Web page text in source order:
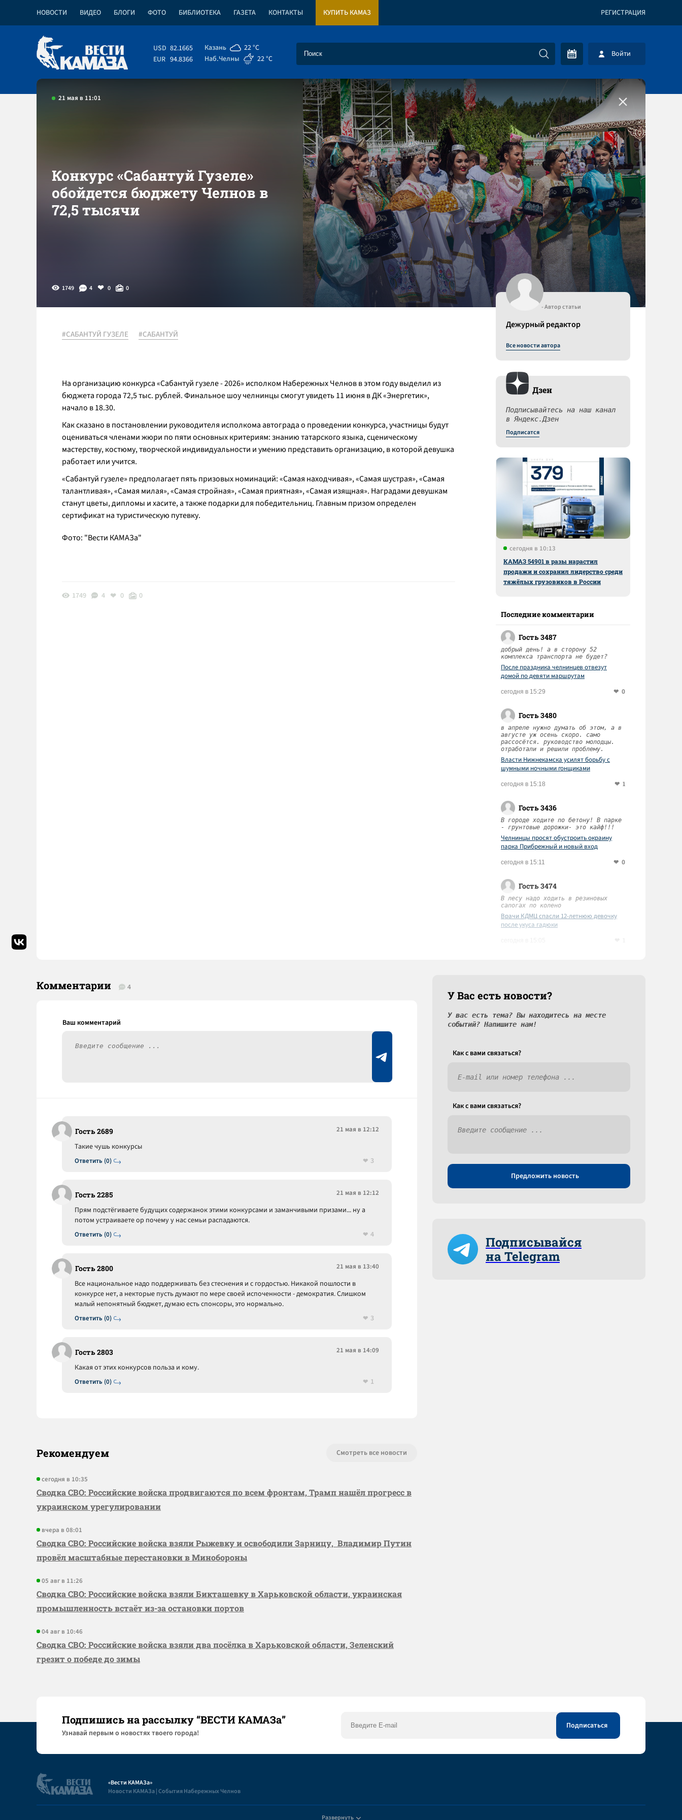
НОВОСТИ ВИДЕО БЛОГИ ФОТО БИБЛИОТЕКА ГАЗЕТА КОНТАКТЫ КУПИТЬ КАМАЗ РЕГИСТРАЦИЯ
USD 82.1665
EUR 94.8366
Казань
22 °C
Наб.Челны
22 °C Войти
21 мая в 11:01
Конкурс «Сабантуй Гузеле»
обойдется бюджету Челнов в
72,5 тысячи
1749 4 0 0
#САБАНТУЙ ГУЗЕЛЕ #САБАНТУЙ
На организацию конкурса «Сабантуй гузеле - 2026» исполком Набережных Челнов в этом году выделил из
бюджета города 72,5 тыс. рублей. Финальное шоу челнинцы смогут увидеть 11 июня в ДК «Энергетик»,
начало в 18.30.
Как сказано в постановлении руководителя исполкома автограда о проведении конкурса, участницы будут
оцениваться членами жюри по пяти основных критериям: знанию татарского языка, сценическому
мастерству, костюму, творческой индивидуальности и умению представить организацию, в которой девушка
работает или учится.
«Сабантуй гузеле» предполагает пять призовых номинаций: «Самая находчивая», «Самая шустрая», «Самая
талантливая», «Самая милая», «Самая стройная», «Самая приятная», «Самая изящная». Наградами девушкам
станут цветы, дипломы и хасите, а также подарки для победительниц. Главным призом определен
сертификат на туристическую путевку.
Фото: "Вести КАМАЗа"
1749 4 0 0
- Автор статьи
Дежурный редактор
Все новости автора
Дзен
Подписывайтесь на наш канал
в Яндекс.Дзен
Подписатся
сегодня в 10:13
КАМАЗ 54901 в разы нарастил
продажи и сохранил лидерство среди
тяжёлых грузовиков в России
Последние комментарии
Гость 3487
добрый день! а в сторону 52
комплекса транспорта не будет?
После праздника челнинцев отвезут
домой по девяти маршрутам
сегодня в 15:29 0
Гость 3480
в апреле нужно думать об этом, а в
августе уж осень скоро. само
рассосётся. руководство молодцы.
отработали и решили проблему.
Власти Нижнекамска усилят борьбу с
шумными ночными гонщиками
сегодня в 15:18 1
Гость 3436
В городе ходите по бетону! В парке
- грунтовые дорожки- это кайф!!!
Челнинцы просят обустроить окраину
парка Прибрежный и новый вход
сегодня в 15:11 0
Гость 3474
В лесу надо ходить в резиновых
сапогах по колено
Врачи КДМЦ спасли 12-летнюю девочку
после укуса гадюки
Комментарии 4
Гость 2689 21 мая в 12:12
Ответить (0)
Такие чушь конкурсы
3
Гость 2285 21 мая в 12:12
Ответить (0)
Прям подстёгиваете будущих содержанок этими конкурсами и заманчивыми призами... ну а
потом устраиваете ор почему у нас семьи распадаются.
4
Гость 2800 21 мая в 13:40
Ответить (0)
Все национальное надо поддерживать без стеснения и с гордостью. Никакой пошлости в
конкурсе нет, а некторые пусть думают по мере своей испоченности - демократия. Слишком
малый непонятный бюджет, думаю есть спонсоры, это нормально.
3
Гость 2803 21 мая в 14:09
Ответить (0)
Какая от этих конкурсов польза и кому.
1
Рекомендуем Смотреть все новости
сегодня в 10:35
Сводка СВО: Российские войска продвигаются по всем фронтам, Трамп нашёл прогресс в
украинском урегулировании
вчера в 08:01
Сводка СВО: Российские войска взяли Рыжевку и освободили Зарницу, Владимир Путин
провёл масштабные перестановки в Минобороны
05 авг в 11:26
Сводка СВО: Российские войска взяли Бикташевку в Харьковской области, украинская
промышленность встаёт из-за остановки портов
04 авг в 10:46
Сводка СВО: Российские войска взяли два посёлка в Харьковской области, Зеленский
грезит о победе до зимы
У Вас есть новости?
У вас есть тема? Вы находитесь на месте
событий? Напишите нам!
Как c вами связаться?
Как c вами связаться?
Предложить новость
Подписывайся
на Telegram
Подпишись на рассылку “ВЕСТИ КАМАЗа”
Узнaвай первым о новостях твоего города!
«Вести КАМАЗа»
Новости КАМАЗа | События Набережных Челнов
Развернуть